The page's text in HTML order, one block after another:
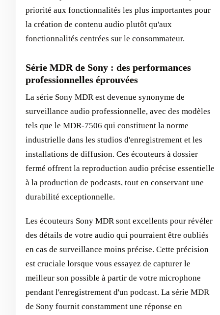
priorité aux fonctionnalités les plus importantes pour
la création de contenu audio plutôt qu'aux
fonctionnalités centrées sur le consommateur.
Série MDR de Sony : des performances
professionnelles éprouvées
La série Sony MDR est devenue synonyme de
surveillance audio professionnelle, avec des modèles
tels que le MDR-7506 qui constituent la norme
industrielle dans les studios d'enregistrement et les
installations de diffusion. Ces écouteurs à dossier
fermé offrent la reproduction audio précise essentielle
à la production de podcasts, tout en conservant une
durabilité exceptionnelle.
Les écouteurs Sony MDR sont excellents pour révéler
des détails de votre audio qui pourraient être oubliés
en cas de surveillance moins précise. Cette précision
est cruciale lorsque vous essayez de capturer le
meilleur son possible à partir de votre microphone
pendant l'enregistrement d'un podcast. La série MDR
de Sony fournit constamment une réponse en